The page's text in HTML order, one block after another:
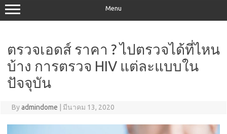
Menu
ตรวจเอดส์ ราคา ? ไปตรวจได้ที่ไหน
บ้าง การตรวจ HIV แต่ละแบบใน
ปัจจุบัน
Byadmindome มีนาคม 13, 2020